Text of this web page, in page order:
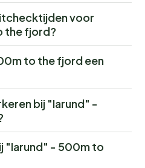
voor
the fjord?
to the fjord een
bij "Iarund" -
"Iarund" - 500m to